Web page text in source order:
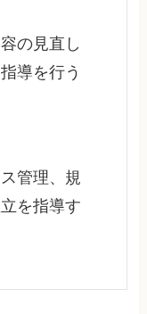
の見直し
導を行う
管理、規
を指導す